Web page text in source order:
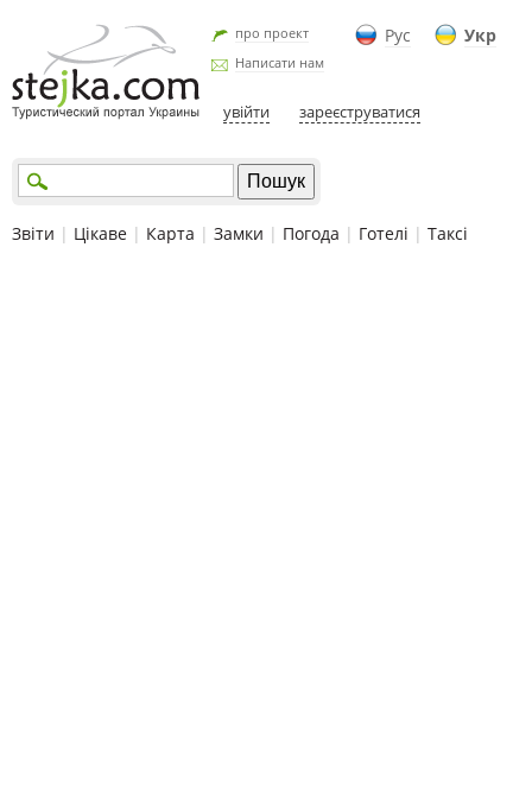
Рус Укр
про проект
Написати нам
увійти зареєструватися
Звіти | Цікаве | Карта | Замки | Погода | Готелі | Таксі